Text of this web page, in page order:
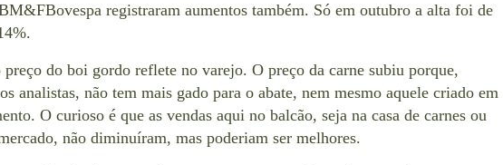
registraram aumentos também. Só em outubro a alta foi de
do boi gordo reflete no varejo. O preço da carne subiu porque,
analistas, não tem mais gado para o abate, nem mesmo aquele criado em
O curioso é que as vendas aqui no balcão, seja na casa de carnes ou
não diminuíram, mas poderiam ser melhores.